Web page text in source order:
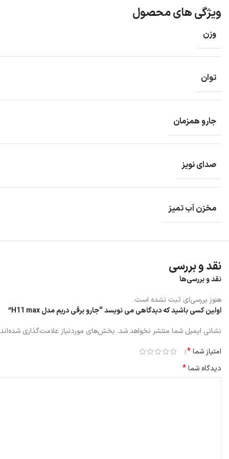
ویژگی های محصول
وزن
توان
جارو همزمان
صدای نویز
مخزن آب تمیز
نقد و بررسی
نقد و بررسی‌ها
هنوز بررسی‌ای ثبت نشده است.
اولین کسی باشید که دیدگاهی می نویسد “جارو برقی دریم مدل H11 max”
نشانی ایمیل شما منتشر نخواهد شد. بخش‌های موردنیاز علامت‌گذاری شده‌اند
امتیاز شما*
دیدگاه شما*